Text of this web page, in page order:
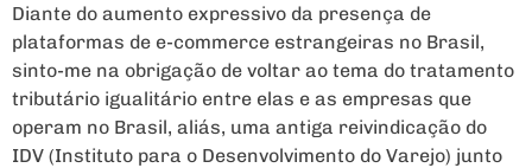
Diante do aumento expressivo da presença de
plataformas de e-commerce estrangeiras no Brasil,
sinto-me na obrigação de voltar ao tema do tratamento
tributário igualitário entre elas e as empresas que
operam no Brasil, aliás, uma antiga reivindicação do
IDV (Instituto para o Desenvolvimento do Varejo) junto